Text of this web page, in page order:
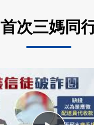
首次三媽同